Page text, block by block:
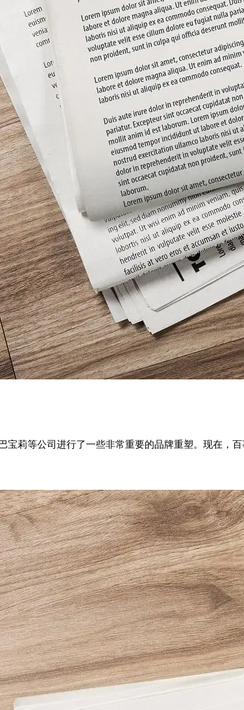
宝莉等公司进行了一些非常重要的品牌重塑。现在，